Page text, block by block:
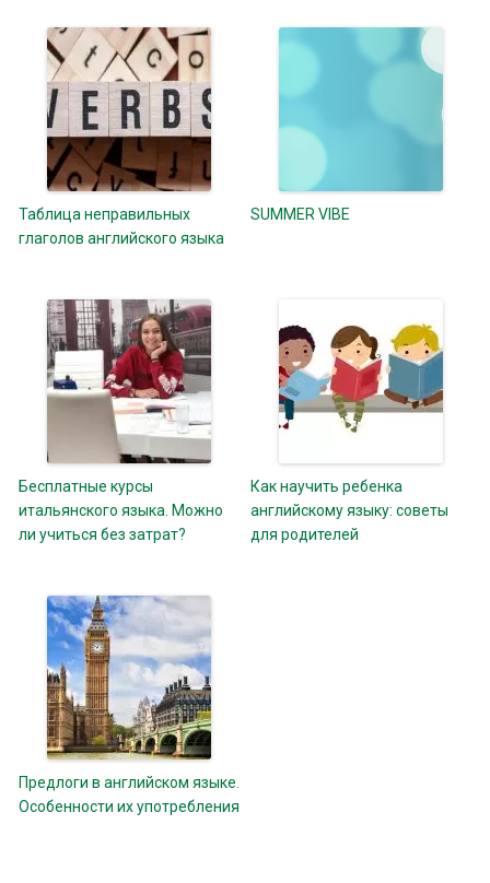
Таблица неправильных
глаголов английского языка
SUMMER VIBE
Бесплатные курсы
итальянского языка. Можно
ли учиться без затрат?
Как научить ребенка
английскому языку: советы
для родителей
Предлоги в английском языке.
Особенности их употребления